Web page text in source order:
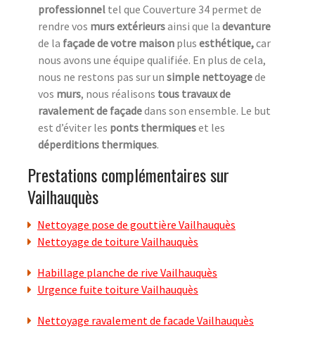
professionnel tel que Couverture 34 permet de
rendre vos murs extérieursainsi que la devanture
de la façade de votre maison plus esthétique,car
nous avons une équipe qualifiée. En plus de cela,
nous ne restons pas sur un simple nettoyagede
vos murs, nous réalisons tous travaux de
ravalement de façadedans son ensemble. Le but
est d’éviter les ponts thermiqueset les
déperditions thermiques.
Prestations complémentaires sur
Vailhauquès
Nettoyage pose de gouttière Vailhauquès
Nettoyage de toiture Vailhauquès
Habillage planche de rive Vailhauquès
Urgence fuite toiture Vailhauquès
Nettoyage ravalement de facade Vailhauquès